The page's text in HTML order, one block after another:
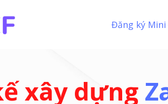
Đăng ký Mini
xây dựng